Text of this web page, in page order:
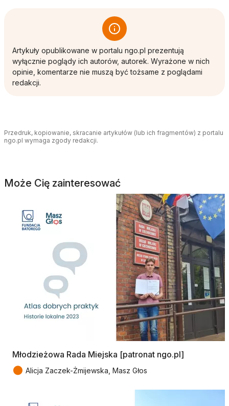
Artykuły opublikowane w portalu ngo.pl prezentują
wyłącznie poglądy ich autorów, autorek. Wyrażone w nich
opinie, komentarze nie muszą być tożsame z poglądami
redakcji.
Przedruk, kopiowanie, skracanie artykułów (lub ich fragmentów) z portalu
ngo.pl wymaga zgody redakcji.
Może Cię zainteresować
Młodzieżowa Rada Miejska [patronat ngo.pl]
● Alicja Zaczek-Żmijewska, Masz Głos